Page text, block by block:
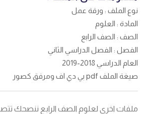
نوع الملف : ورقة عمل
المادة : العلوم
الصف : الصف الرابع
الفصل : الفصل الدراسي الثاني
العام الدراسي 2018-2019
صيغة الملف pdf بي دي اف ومرفق كصور
ملفات اخرى لعلوم الصف الرابع ننصحك